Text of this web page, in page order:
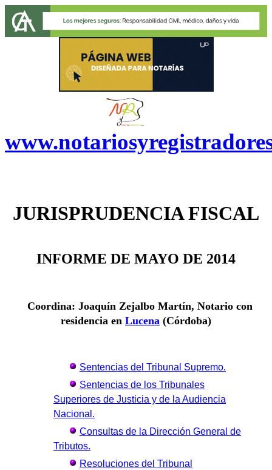
JURISPRUDENCIA FISCAL
INFORME DE MAYO DE 2014
Coordina: Joaquín Zejalbo Martín, Notario con
residencia en Lucena (Córdoba)
Sentencias del Tribunal Supremo.
Sentencias de los Tribunales
Superiores de Justicia y de la Audiencia
Nacional.
Consultas de la Dirección General de
Tributos.
Resoluciones del Tribunal